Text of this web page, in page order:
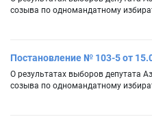
созыва по одномандатному
Постановление № 103-5 от
О результатах выборов депутата
созыва по одномандатному